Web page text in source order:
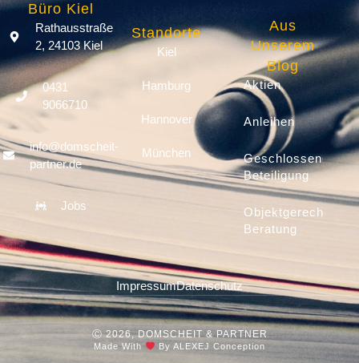
Büro Kiel
Rathausstraße
2, 24103 Kiel
0431
9066710
info@domscheit-
partner.de
Jobs
Standorte
Kiel
Hamburg
Hannover
München
Aus
Unserem
Blog
Aktien
Anleihen
Geschlossene
Beteiligung
Objektgerechte
Beratung
ImpressumDatenschutz
Ⓒ 2026, DOMSCHEIT & PARTNER
Made With By ALEXEJ Conception